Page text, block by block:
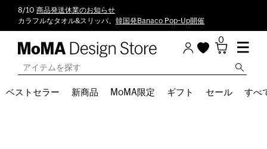
8/10 商品発送休業のお知らせ
カラフルなタオル&スリッパ。 韓国発Banaco Pop-Up開催
0
ベストセラー 新商品 MoMA限定 ギフト セール すべ